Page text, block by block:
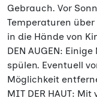
Gebrauch. Vor
Temperaturen
in die Hände von
DEN AUGEN:
spülen. Eventuell
Möglichkeit
MIT DER HAUT: